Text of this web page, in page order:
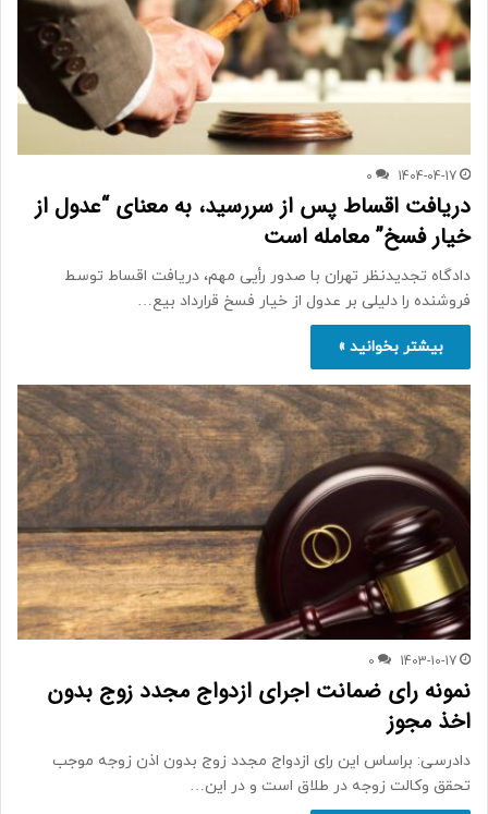
1404-04-17
0
دریافت اقساط پس از سررسید، به معنای “عدول از
خیار فسخ” معامله است
دادگاه تجدیدنظر تهران با صدور رأیی مهم، دریافت اقساط توسط
فروشنده را دلیلی بر عدول از خیار فسخ قرارداد بیع…
بیشتر بخوانید »
1403-10-17
0
نمونه رای ضمانت اجرای ازدواج مجدد زوج بدون
اخذ مجوز
دادرسی: براساس این رای ازدواج مجدد زوج بدون اذن زوجه موجب
تحقق وکالت زوجه در طلاق است و در این…